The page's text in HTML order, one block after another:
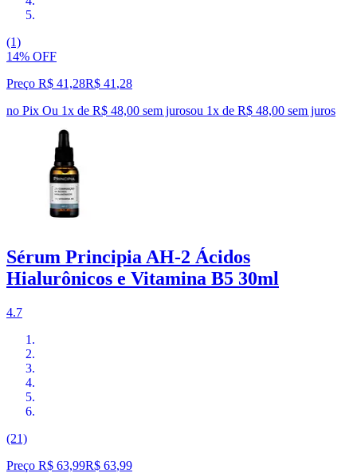
(1)
14% OFF
Preço R$ 41,28R$ 41 ,28
no Pix Ou 1x de R$ 48,00 sem jurosou 1x de R$ 48,00 sem juros
Sérum Principia AH-2 Ácidos
Hialurônicos e Vitamina B5 30ml
4.7
(21)
Preço R$ 63,99R$ 63,99